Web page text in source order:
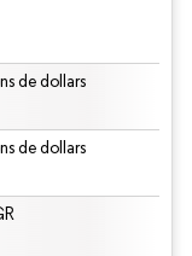
de dollars
de dollars